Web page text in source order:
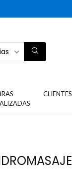
CLIENTES